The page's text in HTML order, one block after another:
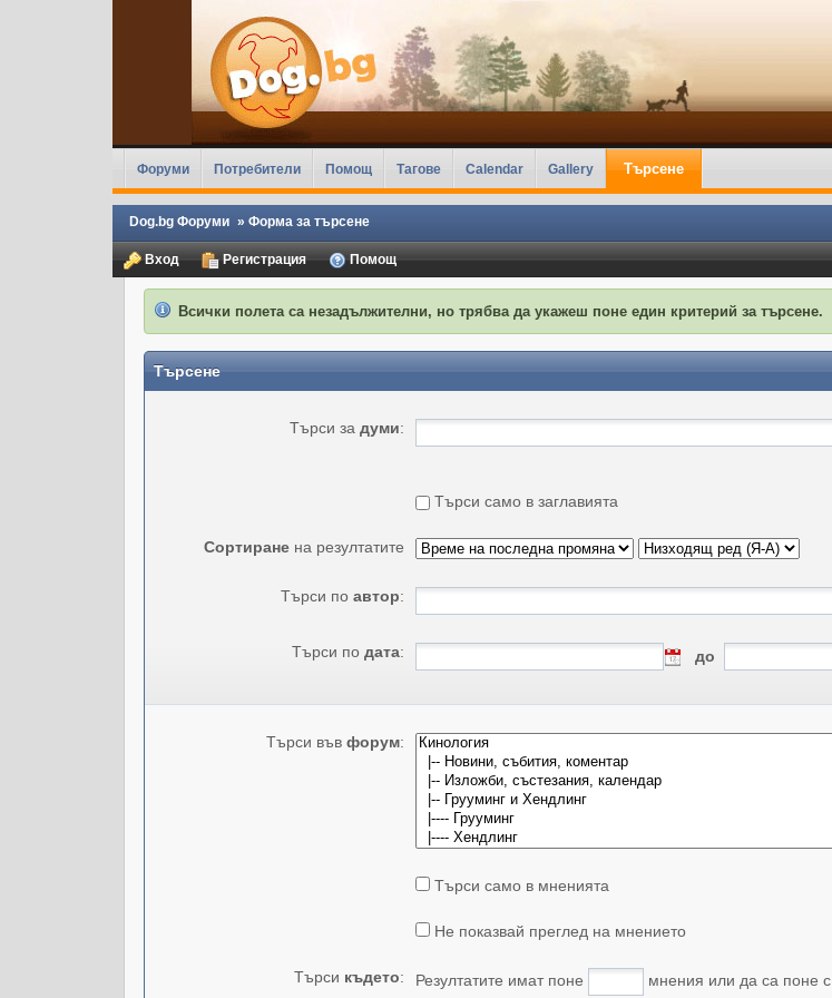
Форуми Потребители Помощ Тагове Calendar Gallery Търсене
Dog.bg Форуми » Форма за търсене
Вход Регистрация Помощ
Всички полета са незадължителни, но трябва да укажеш поне един критерий за търсене.
Търсене
Търси за думи:
Търси само в заглавията
Сортиранена резултатите
Търси по автор:
Търси по дата: до
Търси във форум:
Търси само в мненията
Не показвай преглед на мнението
Търси където: Резултатите имат поне мнения или да са поне с